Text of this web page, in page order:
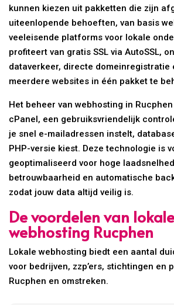
kunnen kiezen uit pakketten die zijn
uiteenlopende behoeften, van basis
veeleisende platforms voor lokale
profiteert van gratis SSL via AutoSSL,
dataverkeer, directe domeinregistratie
meerdere websites in één pakket te
Het beheer van webhosting in
cPanel, een gebruiksvriendelijk
je snel e-mailadressen instelt,
PHP-versie kiest. Deze technologie is
geoptimaliseerd voor hoge
betrouwbaarheid en automatische
zodat jouw data altijd veilig is.
De voordelen van lokale
webhosting Rucphen
Lokale webhosting biedt een aantal
voor bedrijven, zzp’ers, stichtingen en
Rucphen en omstreken.